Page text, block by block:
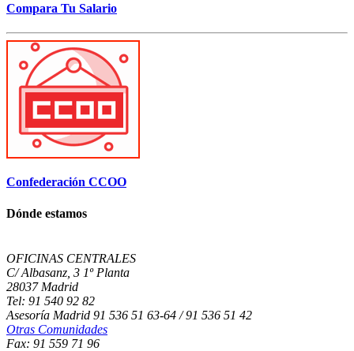
Compara Tu Salario
Confederación CCOO
Dónde estamos
OFICINAS CENTRALES
C/ Albasanz, 3 1º Planta
28037 Madrid
Tel: 91 540 92 82
Asesoría Madrid 91 536 51 63-64 / 91 536 51 42
Otras Comunidades
Fax: 91 559 71 96